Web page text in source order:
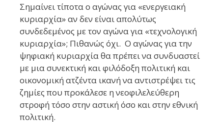
Σημαίνει τίποτα ο αγώνας για «ενεργειακή
κυριαρχία» αν δεν είναι απολύτως
συνδεδεμένος με τον αγώνα για «τεχνολογική
κυριαρχία»; Πιθανώς όχι. Ο αγώνας για την
ψηφιακή κυριαρχία θα πρέπει να συνδυαστεί
με μια συνεκτική και φιλόδοξη πολιτική και
οικονομική ατζέντα ικανή να αντιστρέψει τις
ζημίες που προκάλεσε η νεοφιλελεύθερη
στροφή τόσο στην αστική όσο και στην εθνική
πολιτική.